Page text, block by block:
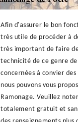
Afin d'assurer le bon
très utile de procéder à
très important de faire
technicité de ce genre
concernées à convier
nous pouvons vous
Ramonage. Veuillez
totalement gratuit et